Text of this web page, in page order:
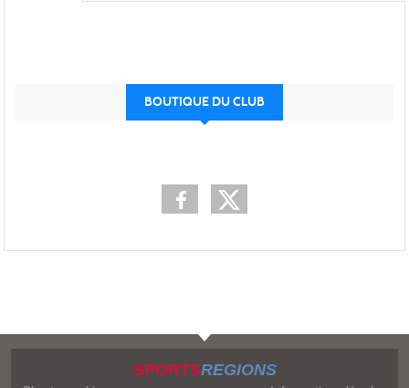
BOUTIQUE DU CLUB
SPORTSREGIONS